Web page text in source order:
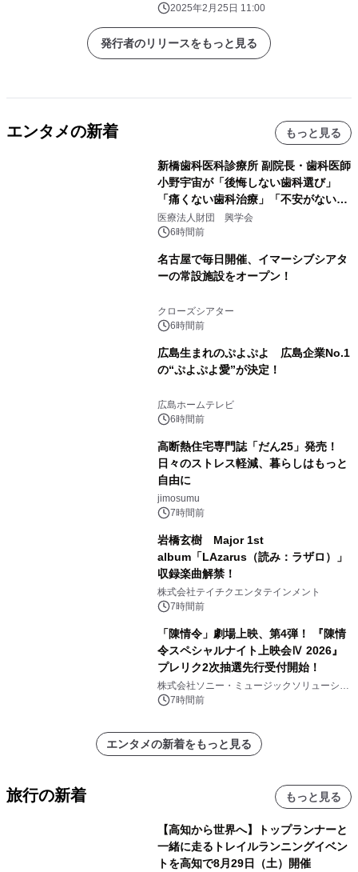
2025年2月25日 11:00
発行者のリリースをもっと見る
エンタメの新着 もっと見る
新橋歯科医科診療所 副院長・歯科医師
小野宇宙が「後悔しない歯科選び」
「痛くない歯科治療」「不安がない治
療計画」をテーマに専門監修
医療法人財団 興学会
6時間前
名古屋で毎日開催、イマーシブシアタ
ーの常設施設をオープン！
クローズシアター
6時間前
広島生まれのぷよぷよ 広島企業No.1
の“ぷよぷよ愛”が決定！
広島ホームテレビ
6時間前
高断熱住宅専門誌「だん25」発売！
日々のストレス軽減、暮らしはもっと
自由に
jimosumu
7時間前
岩橋玄樹 Major 1st
album「LAzarus（読み：ラザロ）」
収録楽曲解禁！
株式会社テイチクエンタテインメント
7時間前
「陳情令」劇場上映、第4弾！ 『陳情
令スペシャルナイト上映会Ⅳ 2026』
プレリク2次抽選先行受付開始！
株式会社ソニー・ミュージックソリューショ
ンズ7時間前
エンタメの新着をもっと見る
旅行の新着 もっと見る
【高知から世界へ】トップランナーと
一緒に走るトレイルランニングイベン
トを高知で8月29日（土）開催